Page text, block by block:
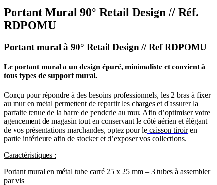
Portant Mural 90° Retail Design // Réf.
RDPOMU
Portant mural à 90° Retail Design // Ref RDPOMU
Le portant mural a un design épuré, minimaliste et convient à
tous types de support mural.
Conçu pour répondre à des besoins professionnels, les 2 bras à fixer
au mur en métal permettent de répartir les charges et d'assurer la
parfaite tenue de la barre de penderie au mur. Afin d’optimiser votre
agencement de magasin tout en conservant le côté aérien et élégant
de vos présentations marchandes, optez pour le caisson tiroiren
partie inférieure afin de stocker et d’exposer vos collections.
Caractéristiques :
Portant mural en métal tube carré 25 x 25 mm – 3 tubes à assembler
par vis